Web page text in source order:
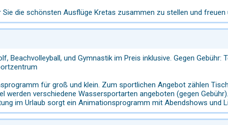
die schönsten Ausflüge Kretas zusammen zu stellen und freuen
Beachvolleyball, und Gymnastik im Preis inklusive. Gegen Gebühr:
für groß und klein. Zum sportlichen Angebot zählen
werden verschiedene Wassersportarten angeboten (gegen
im Urlaub sorgt ein Animationsprogramm mit Abendshows und